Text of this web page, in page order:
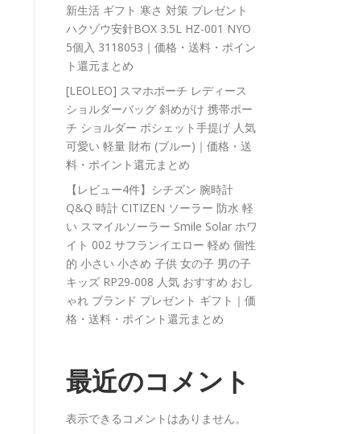
新生活 ギフト 寒さ 対策 プレゼント
ハクゾウ安針BOX 3.5L HZ-001 NYO
5個入 3118053｜価格・送料・ポイン
ト還元まとめ
[LEOLEO] スマホポーチ レディース
ショルダーバッグ 斜めがけ 携帯ポー
チ ショルダー ポシェット手提げ 人気
可愛い 軽量 財布 (ブルー)｜価格・送
料・ポイント還元まとめ
【レビュー4件】シチズン 腕時計
Q&Q 時計 CITIZEN ソーラー 防水 軽
い スマイルソーラー Smile Solar ホワ
イト 002 サフランイエロー 軽め 個性
的 小さい 小さめ 子供 女の子 男の子
キッズ RP29-008 人気 おすすめ おし
ゃれ ブランド プレゼント ギフト｜価
格・送料・ポイント還元まとめ
最近のコメント
表示できるコメントはありません。